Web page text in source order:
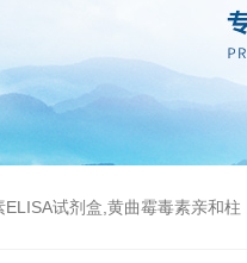
试剂盒,黄曲霉毒素亲和柱